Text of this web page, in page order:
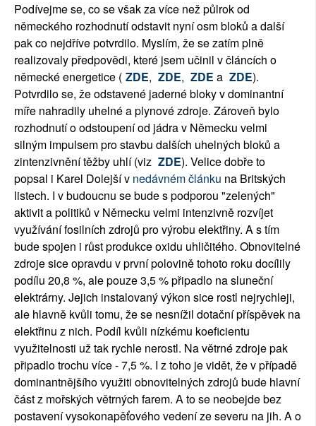
Podívejme se, co se však za více než půlrok od
německého rozhodnutí odstavit nyní osm bloků a další
pak co nejdříve potvrdilo. Myslím, že se zatím plně
realizovaly předpovědi, které jsem učinil v článcích o
německé energetice ( ZDE, ZDE, ZDE a ZDE).
Potvrdilo se, že odstavené jaderné bloky v dominantní
míře nahradily uhelné a plynové zdroje. Zároveň bylo
rozhodnutí o odstoupení od jádra v Německu velmi
silným impulsem pro stavbu dalších uhelných bloků a
zintenzivnění těžby uhlí (viz ZDE). Velice dobře to
popsal i Karel Dolejší v nedávném článku na Britských
listech. I v budoucnu se bude s podporou "zelených"
aktivit a politiků v Německu velmi intenzivně rozvíjet
využívání fosilních zdrojů pro výrobu elektřiny. A s tím
bude spojen i růst produkce oxidu uhličitého. Obnovitelné
zdroje sice opravdu v první polovině tohoto roku docílily
podílu 20,8 %, ale pouze 3,5 % připadlo na sluneční
elektrárny. Jejich instalovaný výkon sice rostl nejrychleji,
ale hlavně kvůli tomu, že se nesnížil dotační příspěvek na
elektřinu z nich. Podíl kvůli nízkému koeficientu
využitelnosti už tak rychle nerostl. Na větrné zdroje pak
připadlo trochu více - 7,5 %. I z toho je vidět, že v případě
dominantnějšího využiti obnovitelných zdrojů bude hlavní
část z mořských větrných farem. A to se neobejde bez
postavení vysokonapěťového vedení ze severu na jih. A o